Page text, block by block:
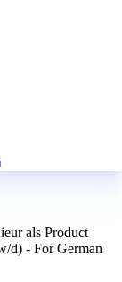
als Product
d) - For German